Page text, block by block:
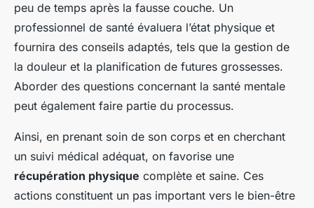
peu de temps après la fausse couche. Un
professionnel de santé évaluera l’état physique et
fournira des conseils adaptés, tels que la gestion de
la douleur et la planification de futures grossesses.
Aborder des questions concernant la santé mentale
peut également faire partie du processus.
Ainsi, en prenant soin de son corps et en cherchant
un suivi médical adéquat, on favorise une
récupération physique complète et saine. Ces
actions constituent un pas important vers le bien-être